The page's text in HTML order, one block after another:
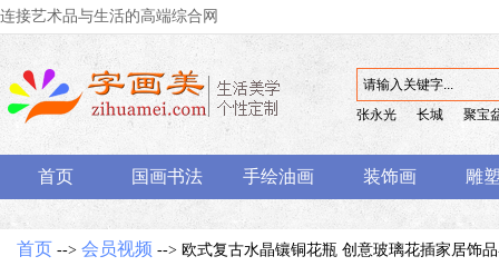
连接艺术品与生活的高端综合网
张永光 长城 聚宝
首页 国画书法 手绘油画 装饰画 雕
首页 --> 会员视频 --> 欧式复古水晶镶铜花瓶 创意玻璃花插家居饰